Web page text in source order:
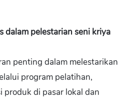
dalam pelestarian seni kriya
penting dalam melestarikan
program pelatihan,
produk di pasar lokal dan